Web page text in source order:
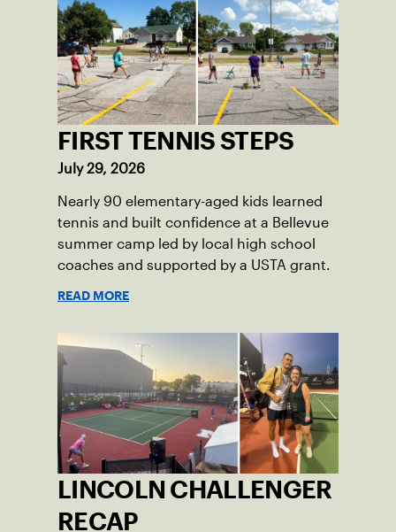
FIRST TENNIS STEPS
July 29, 2026
Nearly 90 elementary-aged kids learned
tennis and built confidence at a Bellevue
summer camp led by local high school
coaches and supported by a USTA grant.
READ MORE
LINCOLN CHALLENGER
RECAP